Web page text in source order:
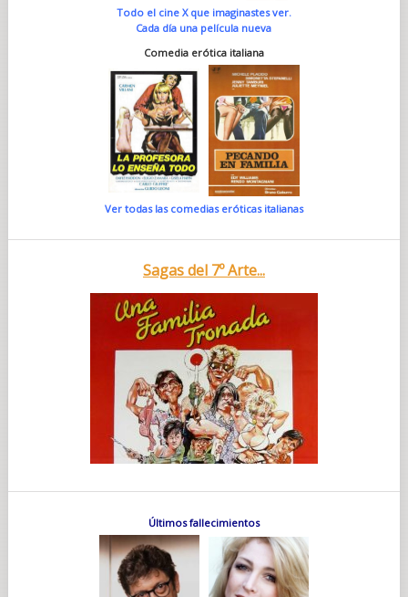
Todo el cine X que imaginastes ver.
Cada día una película nueva
Comedia erótica italiana
Ver todas las comedias eróticas italianas
Sagas del 7º Arte...
Últimos fallecimientos